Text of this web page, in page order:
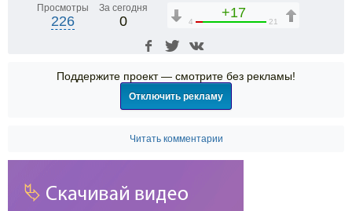
Просмотры
226
За сегодня
0
+17
4 21
Поддержите проект — смотрите без рекламы!
Отключить рекламу
Читать комментарии